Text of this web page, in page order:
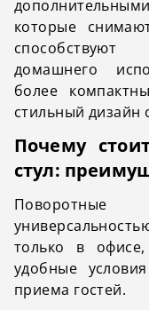
которые
домашнего
более
стильный дизайн
Почему
стул:
Поворотные
только в
удобные
приема гостей.